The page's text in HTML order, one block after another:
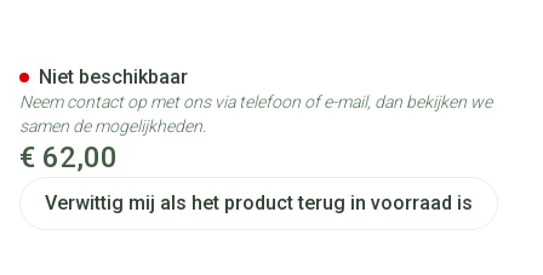
€ 62,00
Verwittig mij als het product terug in voorraad is
Niet beschikbaar
Neem contact op met ons via telefoon of e-mail, dan bekijken we
samen de mogelijkheden.